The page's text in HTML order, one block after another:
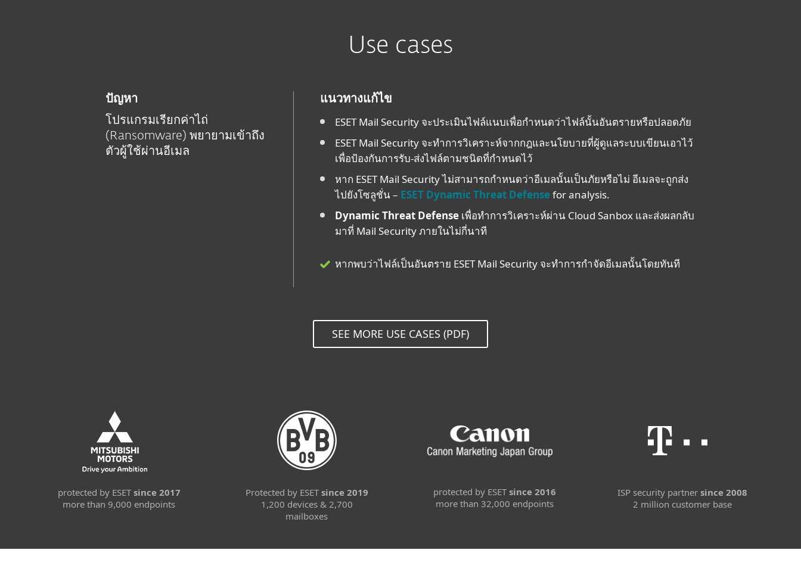
Use cases
ปัญหา
โปรแกรมเรียกค่าไถ่
(Ransomware) พยายามเข้าถึง
ตัวผู้ใช้ผ่านอีเมล
แนวทางแก้ไข
ESET Mail Security จะประเมินไฟล์แนบเพื่อกำหนดว่าไฟล์นั้นอันตรายหรือปลอดภัย
ESET Mail Security จะทำการวิเคราะห์จากกฎและนโยบายที่ผู้ดูแลระบบเขียนเอาไว้
เพื่อป้องกันการรับ-ส่งไฟล์ตามชนิดที่กำหนดไว้
หาก ESET Mail Security ไม่สามารถกำหนดว่าอีเมลนั้นเป็นภัยหรือไม่ อีเมลจะถูกส่ง
ไปยังโซลูชั่น – ESET Dynamic Threat Defensefor analysis.
Dynamic Threat Defense เพื่อทำการวิเคราะห์ผ่าน Cloud Sanbox และส่งผลกลับ
มาที่ Mail Security ภายในไม่กี่นาที
หากพบว่าไฟล์เป็นอันตราย ESET Mail Security จะทำการกำจัดอีเมลนั้นโดยทันที
SEE MORE USE CASES (PDF)
protected by ESET since 2017
more than 9,000 endpoints
Protected by ESET since 2019
1,200 devices & 2,700
mailboxes
protected by ESET since 2016
more than 32,000 endpoints
ISP security partner since 2008
2 million customer base